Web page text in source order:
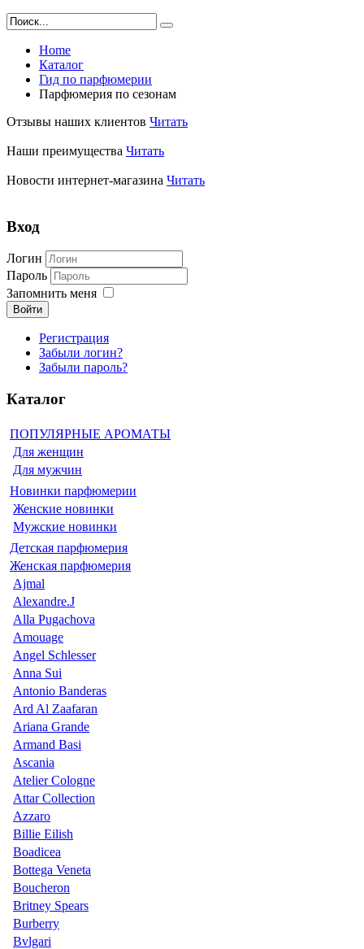
Home
Каталог
Гид по парфюмерии
Парфюмерия по сезонам
Отзывы наших клиентов Читать
Наши преимущества Читать
Новости интернет-магазина Читать
Вход
Логин
Пароль
Запомнить меня
Войти
Регистрация
Забыли логин?
Забыли пароль?
Каталог
ПОПУЛЯРНЫЕ АРОМАТЫ
Для женщин
Для мужчин
Новинки парфюмерии
Женские новинки
Мужские новинки
Детская парфюмерия
Женская парфюмерия
Ajmal
Alexandre.J
Alla Pugachova
Amouage
Angel Schlesser
Anna Sui
Antonio Banderas
Ard Al Zaafaran
Ariana Grande
Armand Basi
Ascania
Atelier Cologne
Attar Collection
Azzaro
Billie Eilish
Boadicea
Bottega Veneta
Boucheron
Britney Spears
Burberry
Bvlgari